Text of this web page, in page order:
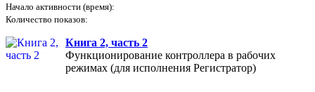
Начало активности (время):
Количество показов:
Книга 2, часть 2
Функционирование контроллера в рабочих
режимах (для исполнения Регистратор)